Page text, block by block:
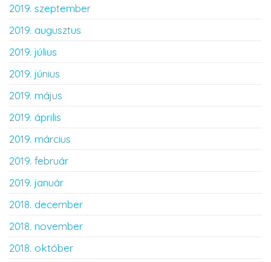
2019. szeptember
2019. augusztus
2019. július
2019. június
2019. május
2019. április
2019. március
2019. február
2019. január
2018. december
2018. november
2018. október